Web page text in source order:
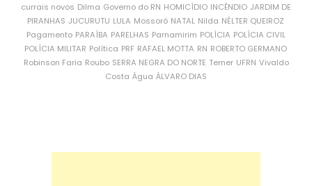
currais novos Dilma Governo do RN HOMICÍDIO INCÊNDIO JARDIM DE
PIRANHAS JUCURUTU LULA Mossoró NATAL Nilda NÉLTER QUEIROZ
Pagamento PARAÍBA PARELHAS Parnamirim POLÍCIA POLÍCIA CIVIL
POLÍCIA MILITAR Política PRF RAFAEL MOTTA RN ROBERTO GERMANO
Robinson Faria Roubo SERRA NEGRA DO NORTE Temer UFRN Vivaldo
Costa Água ÁLVARO DIAS